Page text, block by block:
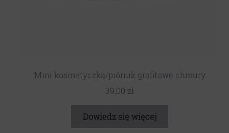
Mini kosmetyczka/piórnik grafitowe chmury
39,00 zł
Dowiedz się więcej